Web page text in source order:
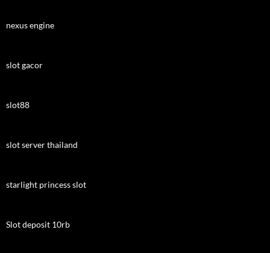
nexus engine
slot gacor
slot88
slot server thailand
starlight princess slot
Slot deposit 10rb